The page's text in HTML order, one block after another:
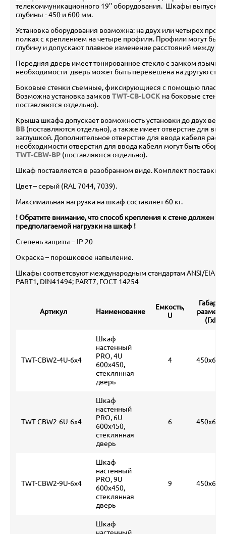
телекоммуникационного 19'' оборудования. Шкафы
глубины - 450 и 600 мм.
Установка оборудования возможна: на двух или четырех
полках с креплением на четыре профиля. Профили могут
глубину и допускают плавное изменение расстояний между
Передняя дверь имеет тонированное стекло с замком
необходимости дверь может быть перевешена на другую
Боковые стенки съемные, фиксирующиеся с помощью
Возможна установка замков TWT-CB-LOCK на боковые
поставляются отдельно).
Крыша шкафа допускает возможность установки до двух
BB (поставляются отдельно), а также имеет отверстие для
заглушкой. Дополнительное отверстие для ввода кабеля
необходимости отверстия для ввода кабеля могут быть
TWT-CBW-BP (поставляются отдельно).
Шкаф поставляется в разобранном виде. Комплект поставки -
Цвет – серый (RAL 7044, 7039).
Максимальная нагрузка на шкаф составляет 60 кг.
! Обратите внимание, что способ крепления к стене должен
предполагаемой нагрузки на шкаф !
Степень защиты – IP 20
Окраска – порошковое напыление.
Шкафы соответсвуют международным стандартам ANSI/EIA
PART1, DIN41494; PART7, ГОСТ 14254
Артикул Наименование
Емкость,
U
TWT-CBW2-4U-6x4
Шкаф
настенный
PRO, 4U
600x450,
стеклянная
дверь
4
TWT-CBW2-6U-6x4
Шкаф
настенный
PRO, 6U
600x450,
стеклянная
дверь
6
TWT-CBW2-9U-6x4
Шкаф
настенный
PRO, 9U
600x450,
стеклянная
дверь
9
Шкаф
настенный